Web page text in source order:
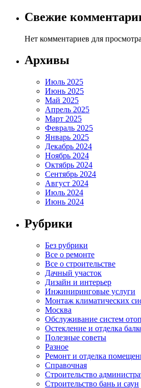
Свежие
Нет комментариев для
Архивы
Июль 2025
Июнь 2025
Май 2025
Апрель 2025
Март 2025
Февраль 2025
Январь 2025
Декабрь 2024
Ноябрь 2024
Октябрь 2024
Сентябрь 2024
Август 2024
Июль 2024
Июнь 2024
Рубрики
Без рубрики
Все о ремонте
Все о строительстве
Дачный участок
Дизайн и интерьер
Инжиниринговые услуги
Монтаж климатических
Москва
Обслуживание систем
Остекление и отделка
Полезные советы
Разное
Ремонт и отделка
Справочная
Строительство
Строительство бань и саун